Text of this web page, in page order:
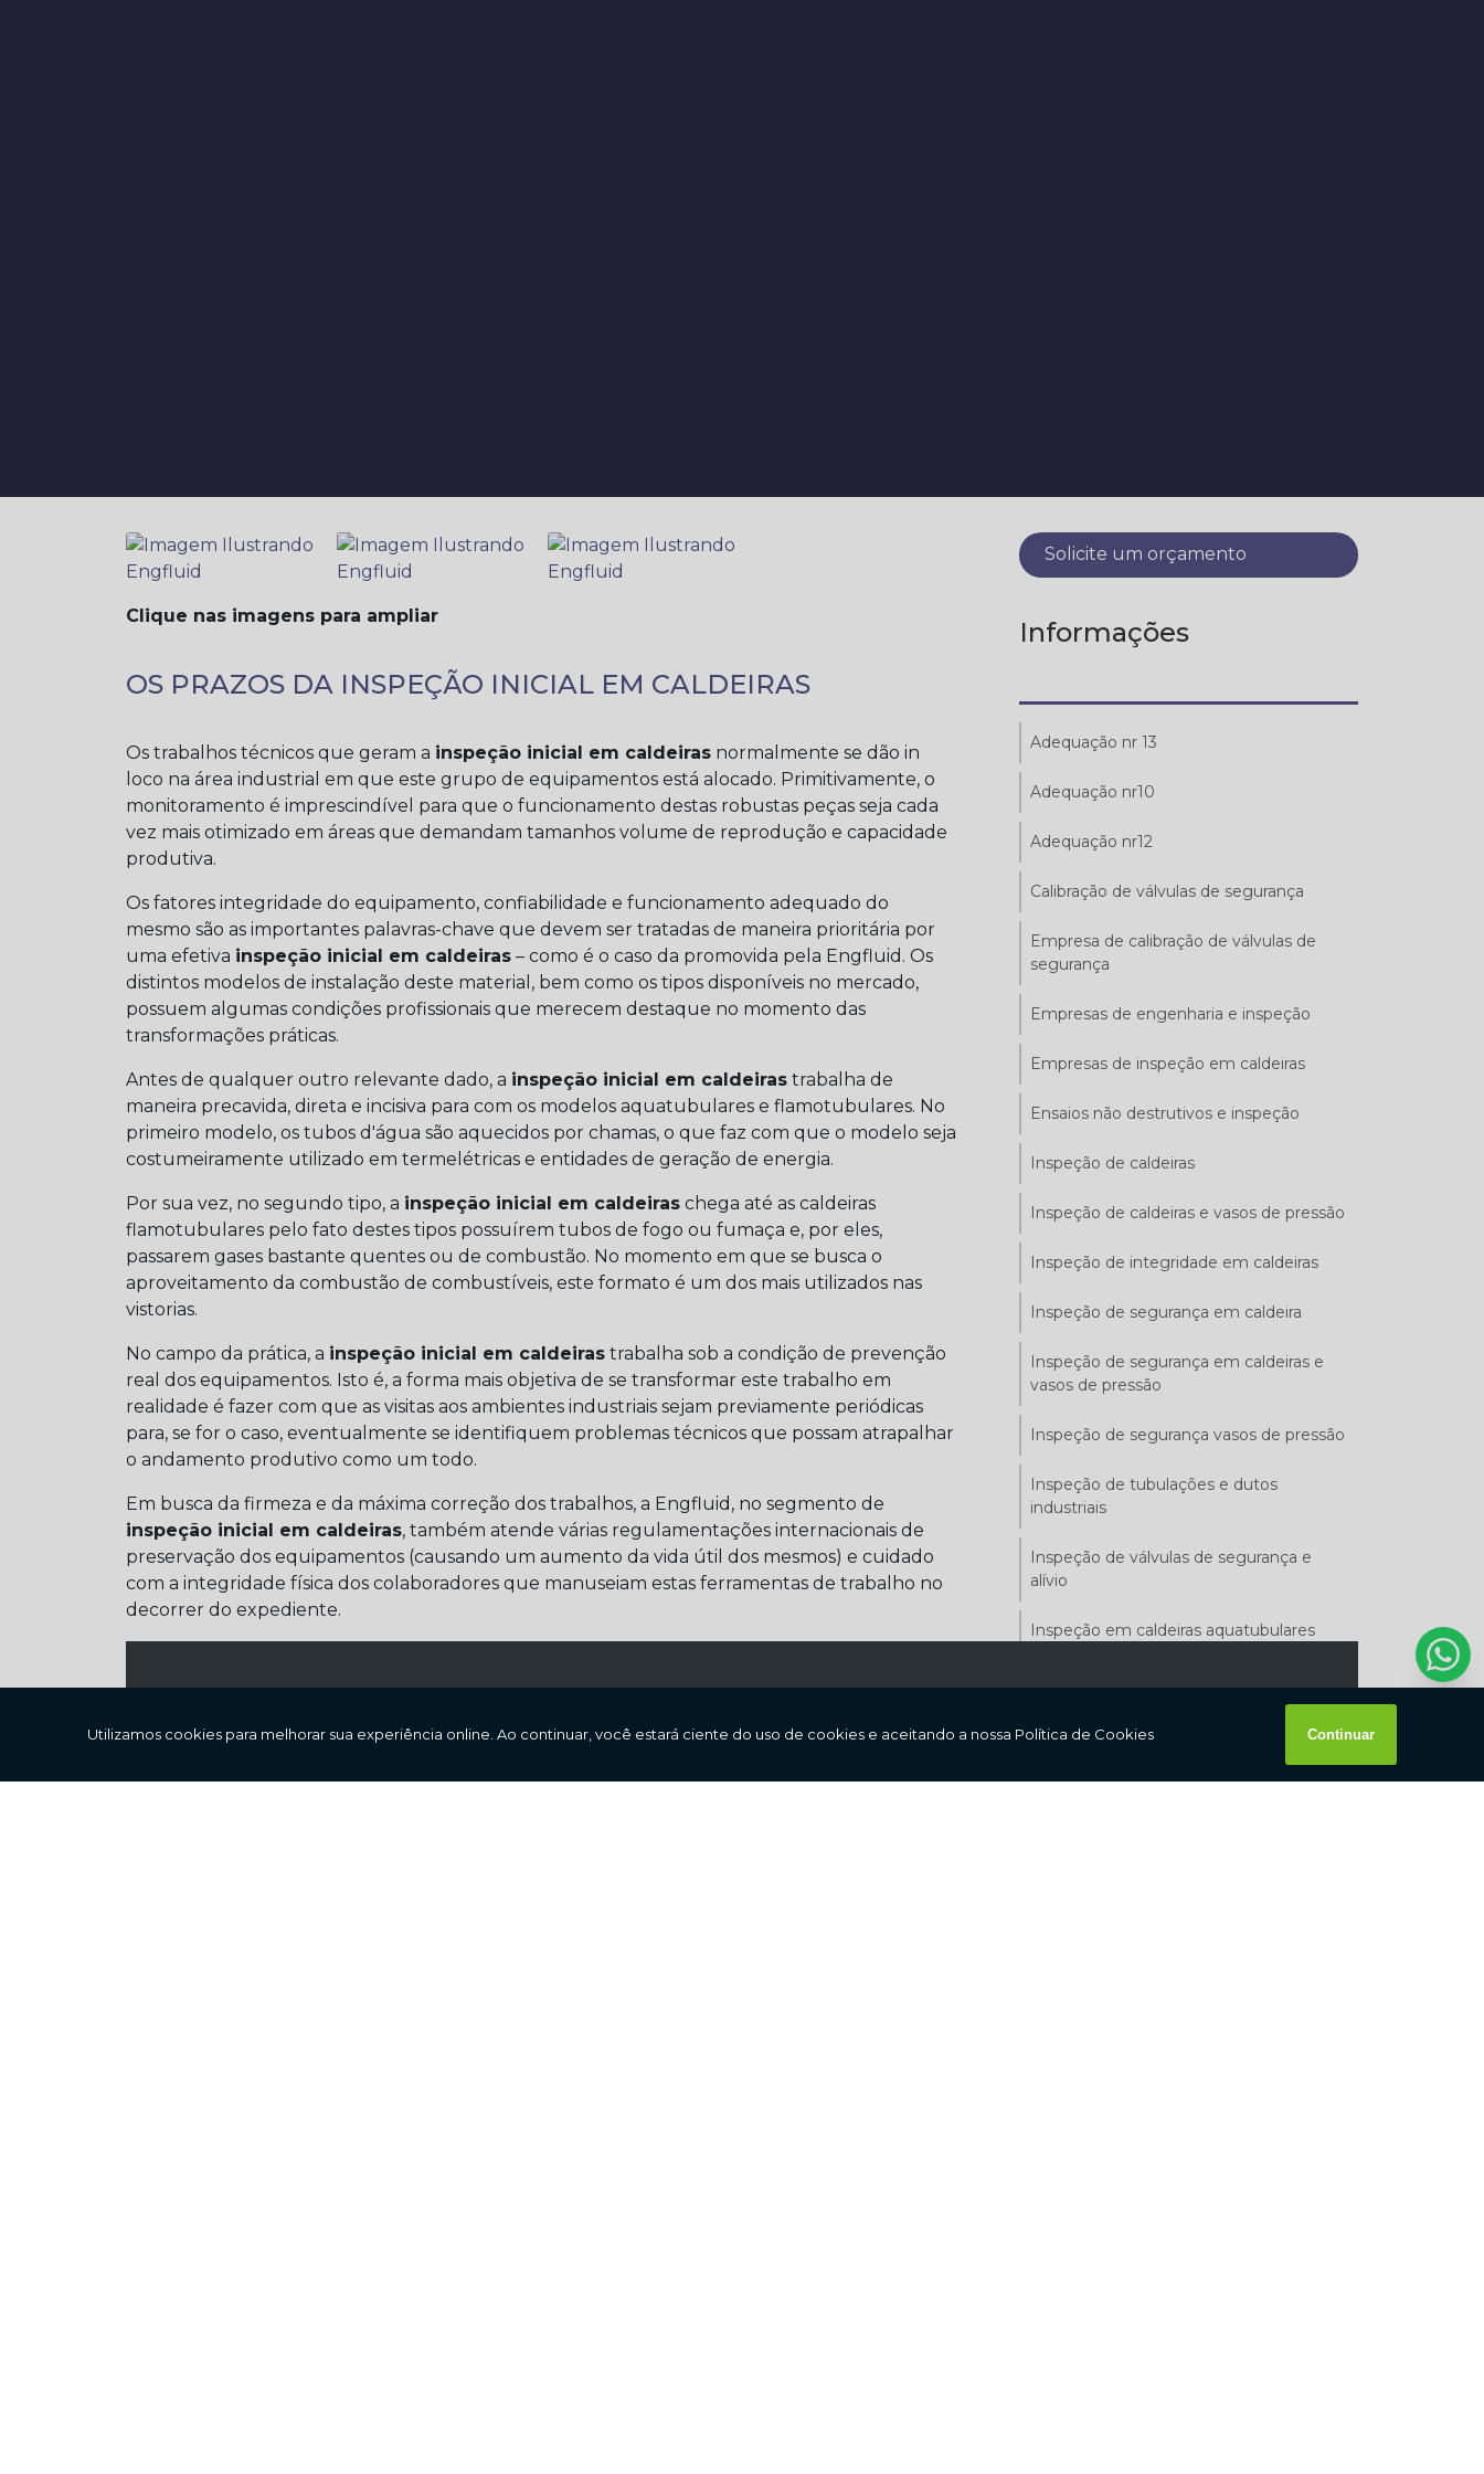
Clique nas imagens para ampliar
OS PRAZOS DA INSPEÇÃO INICIAL EM CALDEIRAS
Os trabalhos técnicos que geram a inspeção inicial em caldeiras normalmente se dão in
loco na área industrial em que este grupo de equipamentos está alocado. Primitivamente, o
monitoramento é imprescindível para que o funcionamento destas robustas peças seja cada
vez mais otimizado em áreas que demandam tamanhos volume de reprodução e capacidade
produtiva.
Os fatores integridade do equipamento, confiabilidade e funcionamento adequado do
mesmo são as importantes palavras-chave que devem ser tratadas de maneira prioritária por
uma efetiva inspeção inicial em caldeiras – como é o caso da promovida pela Engfluid. Os
distintos modelos de instalação deste material, bem como os tipos disponíveis no mercado,
possuem algumas condições profissionais que merecem destaque no momento das
transformações práticas.
Antes de qualquer outro relevante dado, a inspeção inicial em caldeiras trabalha de
maneira precavida, direta e incisiva para com os modelos aquatubulares e flamotubulares. No
primeiro modelo, os tubos d'água são aquecidos por chamas, o que faz com que o modelo seja
costumeiramente utilizado em termelétricas e entidades de geração de energia.
Por sua vez, no segundo tipo, a inspeção inicial em caldeiras chega até as caldeiras
flamotubulares pelo fato destes tipos possuírem tubos de fogo ou fumaça e, por eles,
passarem gases bastante quentes ou de combustão. No momento em que se busca o
aproveitamento da combustão de combustíveis, este formato é um dos mais utilizados nas
vistorias.
No campo da prática, a inspeção inicial em caldeiras trabalha sob a condição de prevenção
real dos equipamentos. Isto é, a forma mais objetiva de se transformar este trabalho em
realidade é fazer com que as visitas aos ambientes industriais sejam previamente periódicas
para, se for o caso, eventualmente se identifiquem problemas técnicos que possam atrapalhar
o andamento produtivo como um todo.
Em busca da firmeza e da máxima correção dos trabalhos, a Engfluid, no segmento de
inspeção inicial em caldeiras, também atende várias regulamentações internacionais de
preservação dos equipamentos (causando um aumento da vida útil dos mesmos) e cuidado
com a integridade física dos colaboradores que manuseiam estas ferramentas de trabalho no
decorrer do expediente.
Entre em contato agora mesmo!
Solicite um orçamento
Informações
Adequação nr 13
Adequação nr10
Adequação nr12
Calibração de válvulas de segurança
Empresa de calibração de válvulas de
segurança
Empresas de engenharia e inspeção
Empresas de inspeção em caldeiras
Ensaios não destrutivos e inspeção
Inspeção de caldeiras
Inspeção de caldeiras e vasos de pressão
Inspeção de integridade em caldeiras
Inspeção de segurança em caldeira
Inspeção de segurança em caldeiras e
vasos de pressão
Inspeção de segurança vasos de pressão
Inspeção de tubulações e dutos
industriais
Inspeção de válvulas de segurança e
alívio
Inspeção em caldeiras aquatubulares
Inspeção em tubulação de gás
Inspeção em tubulações